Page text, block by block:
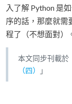
入了解 Python 是
序的話，那麼就需
程了（不想面對）
本文同步刊載於
（四）
」